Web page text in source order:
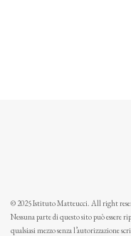
© 2025 Istituto Matteucci. All right
Nessuna parte di questo sito può essere
qualsiasi mezzo senza l’autorizzazione